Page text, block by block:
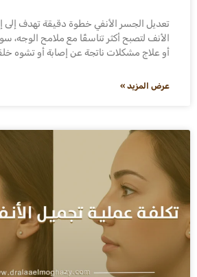
تعديل الجسر الأنفي خطوة دقيقة تهدف
الأنف لتصبح أكثر تناسقًا مع ملامح الوجه،
أو علاج مشكلات ناتجة عن إصابة أو تشوه
عرض المزيد »